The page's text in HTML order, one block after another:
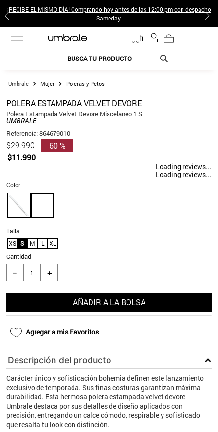
¡RECIBE EL MISMO DÍA! Comprando hoy antes de las 12:00 pm con despacho
Sameday.
BUSCA TU PRODUCTO
Mujer Poleras y Petos
POLERA ESTAMPADA VELVET DEVORE
Polera Estampada Velvet Devore Miscelaneo 1 S
UMBRALE
Referencia:864679010
$29.990
$11.990
60 %
Loading reviews...
Loading reviews...
Talla
XS
S M L XL
Color
Cantidad
＋
－
AÑADIR A LA BOLSA
Agregar a mis Favoritos
Descripción del producto
Carácter único y sofisticación bohemia definen este lanzamiento
exclusivo de temporada. Sus finas costuras garantizan máxima
durabilidad. Esta hermosa polera estampada velvet devore
Umbrale destaca por sus detalles de diseño aplicados con
precisión, entregando un calce cómodo, respirable y sofisticado
que resalta tu look con distinción.
TÉRMINOS MÁS BUSCADOS
2.
sweter
4.
gamulan
5.
cafe
8.
10. blanco